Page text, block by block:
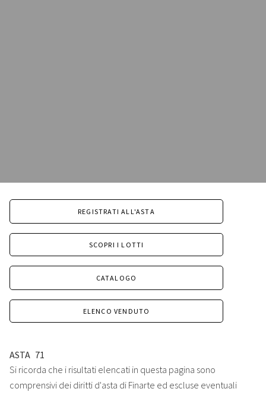
REGISTRATI ALL'ASTA
SCOPRI I LOTTI
CATALOGO
ELENCO VENDUTO
ASTA 71
Si ricorda che i risultati elencati in questa pagina sono
comprensivi dei diritti d'asta di Finarte ed escluse eventuali